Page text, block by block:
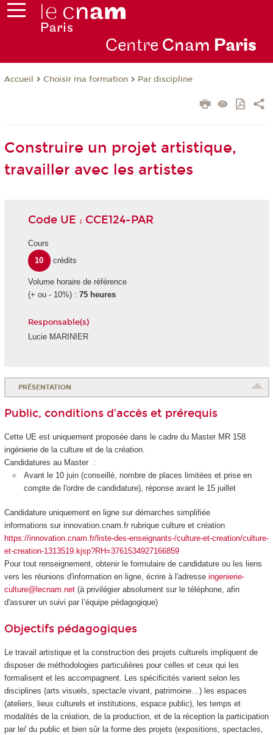
Centre Cnam Paris
Accueil Choisir ma formation Par discipline
Construire un projet artistique,
travailler avec les artistes
Code UE : CCE124-PAR
Cours
10
crédits
Volume horaire de référence
(+ ou - 10%) : 75 heures
Responsable(s)
Lucie MARINIER
PRÉSENTATION
Public, conditions d’accès et prérequis
Cette UE est uniquement proposée dans le cadre du Master MR 158
ingénierie de la culture et de la création.
Candidatures au Master :
Avant le 10 juin (conseillé, nombre de places limitées et prise en
compte de l'ordre de candidature), réponse avant le 15 juillet
Candidature uniquement en ligne sur démarches simplifiée
informations sur innovation.cnam.fr rubrique culture et création
https://innovation.cnam.fr/liste-des-enseignants-/culture-et-creation/culture-
et-creation-1313519.kjsp?RH=3761534927166859
Pour tout renseignement, obtenir le formulaire de candidature ou les liens
vers les réunions d'information en ligne, écrire à l'adresse ingenierie-
culture@lecnam.net(à privilégier absolument sur le téléphone, afin
d'assurer un suivi par l’équipe pédagogique)
Objectifs pédagogiques
Le travail artistique et la construction des projets culturels impliquent de
disposer de méthodologies particulières pour celles et ceux qui les
formalisent et les accompagnent. Les spécificités varient selon les
disciplines (arts visuels, spectacle vivant, patrimoine…) les espaces
(ateliers, lieux culturels et institutions, espace public), les temps et
modalités de la création, de la production, et de la réception la participation
par le/ du public et bien sûr la forme des projets (expositions, spectacles,